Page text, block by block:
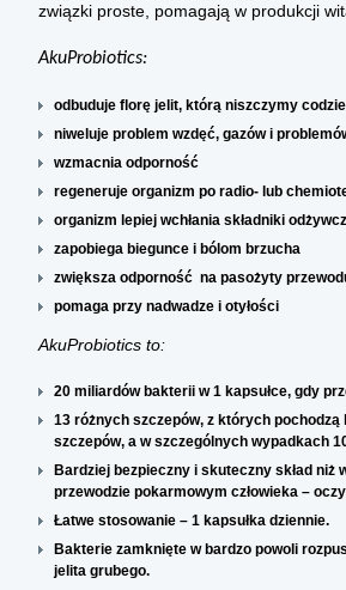
związki proste, pomagają w produkcji
AkuProbiotics:
odbuduje florę jelit, którą niszczymy
niweluje problem wzdęć, gazów i
wzmacnia odporność
regeneruje organizm po radio- lub
organizm lepiej wchłania składniki
zapobiega biegunce i bólom brzucha
zwiększa odporność na pasożyty
pomaga przy nadwadze i otyłości
AkuProbiotics to:
20 miliardów bakterii w 1 kapsułce, gdy
13 różnych szczepów, z których
szczepów, a w szczególnych wypadkach
Bardziej bezpieczny i skuteczny skład
przewodzie pokarmowym człowieka –
Łatwe stosowanie – 1 kapsułka dziennie.
Bakterie zamknięte w bardzo powoli
jelita grubego.